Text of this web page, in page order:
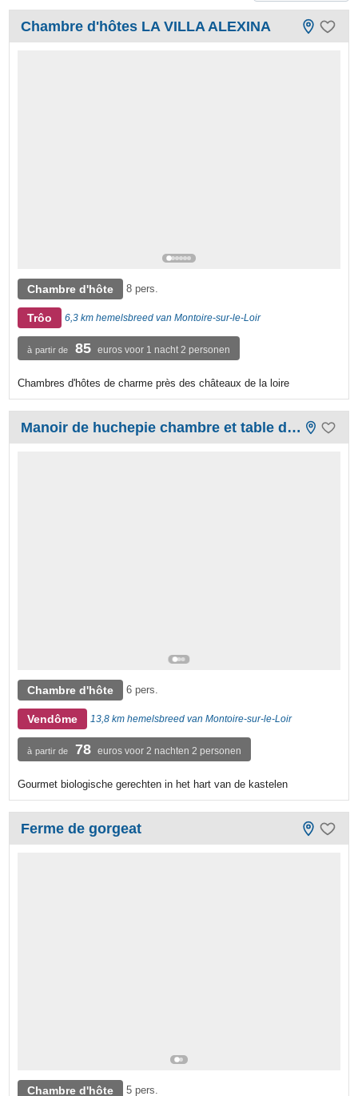
Chambre d'hôtes LA VILLA ALEXINA
Chambre d'hôte 8 pers.
Trôo 6,3 km hemelsbreed van Montoire-sur-le-Loir
à partir de 85 euros voor 1 nacht 2 personen
Chambres d'hôtes de charme près des châteaux de la loire
Manoir de huchepie chambre et table d'hôtes
Chambre d'hôte 6 pers.
Vendôme 13,8 km hemelsbreed van Montoire-sur-le-Loir
à partir de 78 euros voor 2 nachten 2 personen
Gourmet biologische gerechten in het hart van de kastelen
Ferme de gorgeat
Chambre d'hôte 5 pers.